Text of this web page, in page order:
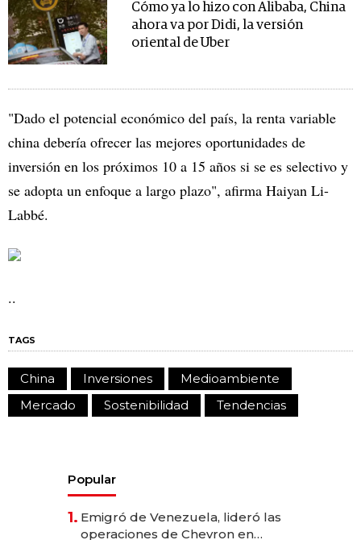
Cómo ya lo hizo con Alibaba, China
ahora va por Didi, la versión
oriental de Uber
"Dado el potencial económico del país, la renta variable
china debería ofrecer las mejores oportunidades de
inversión en los próximos 10 a 15 años si se es selectivo y
se adopta un enfoque a largo plazo", afirma Haiyan Li-
Labbé.
..
TAGS
China Inversiones
Medioambiente
Mercado
Sostenibilidad Tendencias
Popular
1. Emigró de Venezuela, lideró las
operaciones de Chevron en